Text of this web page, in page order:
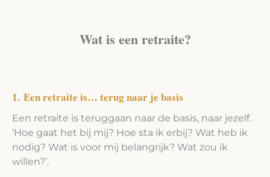
Wat is een retraite?
1. Een retraite is… terug naar je basis
Een retraite is teruggaan naar de basis, naar jezelf.
‘Hoe gaat het bij mij? Hoe sta ik erbij? Wat heb ik
nodig? Wat is voor mij belangrijk? Wat zou ik
willen?’.